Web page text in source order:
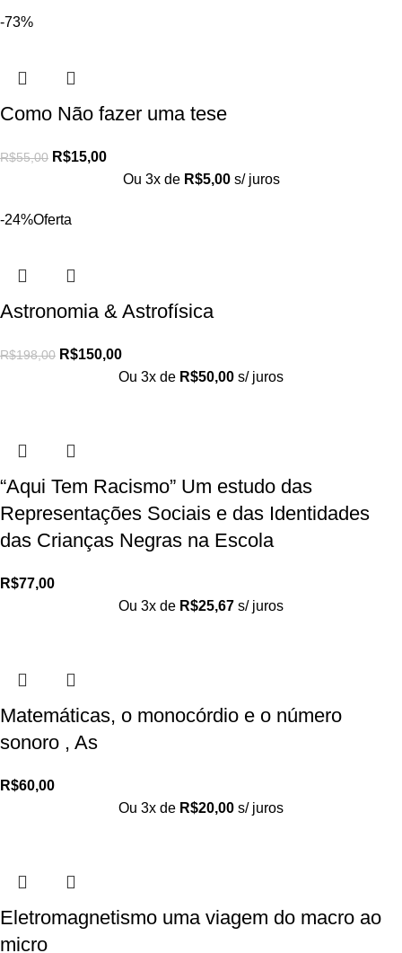
-73%
Como Não fazer uma tese
R$55,00 R$15,00
Ou 3x de R$5,00 s/ juros
-24%Oferta
Astronomia & Astrofísica
R$198,00 R$150,00
Ou 3x de R$50,00 s/ juros
“Aqui Tem Racismo” Um estudo das
Representações Sociais e das Identidades
das Crianças Negras na Escola
R$77,00
Ou 3x de R$25,67 s/ juros
Matemáticas, o monocórdio e o número
sonoro , As
R$60,00
Ou 3x de R$20,00 s/ juros
Eletromagnetismo uma viagem do macro ao
micro